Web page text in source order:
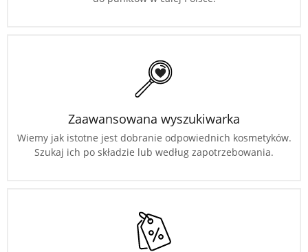
Zaawansowana wyszukiwarka
Wiemy jak istotne jest dobranie odpowiednich kosmetyków.
Szukaj ich po składzie lub według zapotrzebowania.